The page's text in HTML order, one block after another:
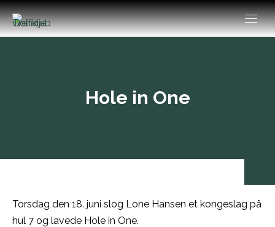
Hole in One
Torsdag den 18. juni slog Lone Hansen et kongeslag på
hul 7 og lavede Hole in One.